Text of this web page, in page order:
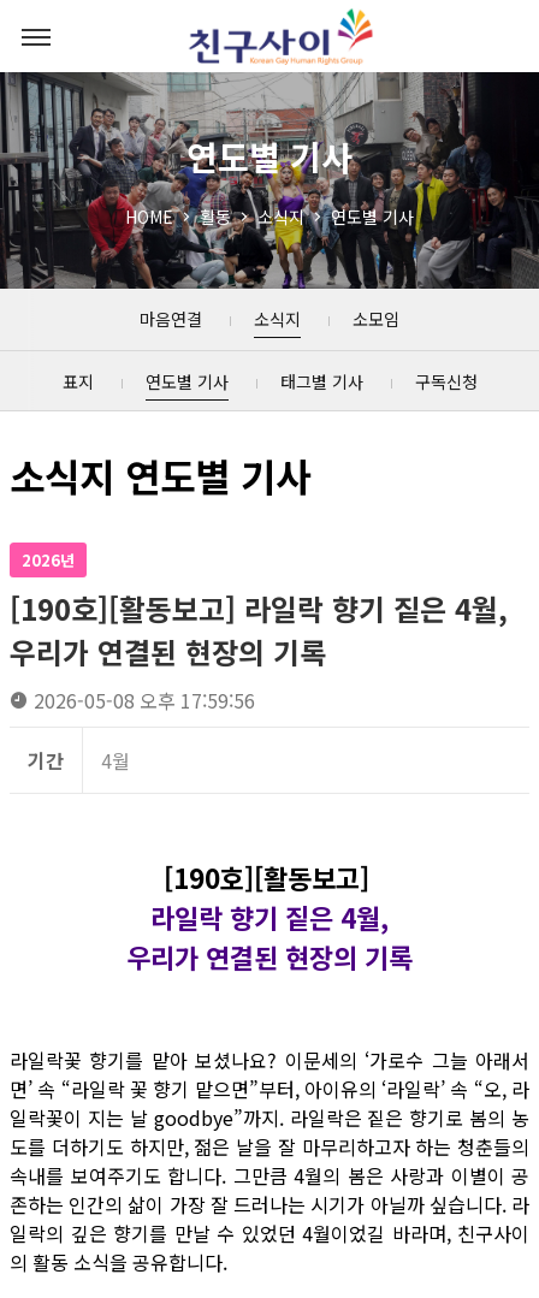
연도별 기사
HOME 활동 소식지 연도별 기사
마음연결 소식지 소모임
표지 연도별 기사 태그별 기사 구독신청
소식지 연도별 기사
2026년
[190호][활동보고] 라일락 향기 짙은 4월,
우리가 연결된 현장의 기록
2026-05-08 오후 17:59:56
기간 4월
[190호][활동보고]
라일락 향기 짙은 4월,
우리가 연결된 현장의 기록
라일락꽃 향기를 맡아 보셨나요? 이문세의 ‘가로수 그늘 아래서
면’ 속 “라일락 꽃 향기 맡으면”부터, 아이유의 ‘라일락’ 속 “오, 라
일락꽃이 지는 날 goodbye”까지. 라일락은 짙은 향기로 봄의 농
도를 더하기도 하지만, 젊은 날을 잘 마무리하고자 하는 청춘들의
속내를 보여주기도 합니다. 그만큼 4월의 봄은 사랑과 이별이 공
존하는 인간의 삶이 가장 잘 드러나는 시기가 아닐까 싶습니다. 라
일락의 깊은 향기를 만날 수 있었던 4월이었길 바라며, 친구사이
의 활동 소식을 공유합니다.